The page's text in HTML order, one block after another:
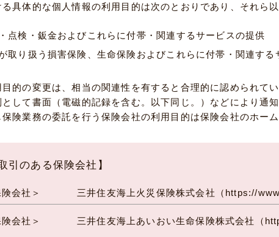
具体的な個人情報の利用目的は次のとおりであり、それら
点検・鈑金およびこれらに付帯・関連するサービスの提供
取り扱う損害保険、生命保険およびこれらに付帯・関連する
目的の変更は、相当の関連性を有すると合理的に認められて
して書面（電磁的記録を含む。以下同じ。）などにより通
険業務の委託を行う保険会社の利用目的は保険会社のホー
引のある保険会社】
会社＞ 三井住友海上火災保険株式会社（ https://
会社＞ 三井住友海上あいおい生命保険株式会社（